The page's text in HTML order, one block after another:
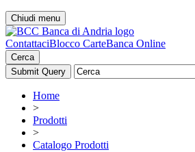
Chiudi menu
ContattaciBlocco CarteBanca Online
Cerca
Home
>
Prodotti
>
Catalogo Prodotti